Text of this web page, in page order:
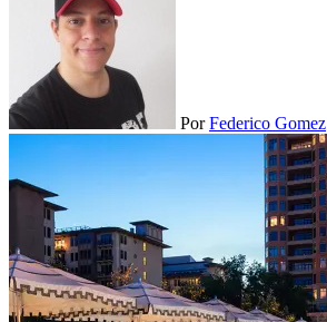
PorFederico Gomez